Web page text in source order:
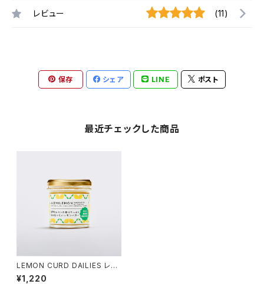
レビュー (11)
保存 シェア LINE ポスト
最近チェックした商品
LEMON CURD DAILIES レモ
ンカード / デイリーズ120ｇ
¥1,220